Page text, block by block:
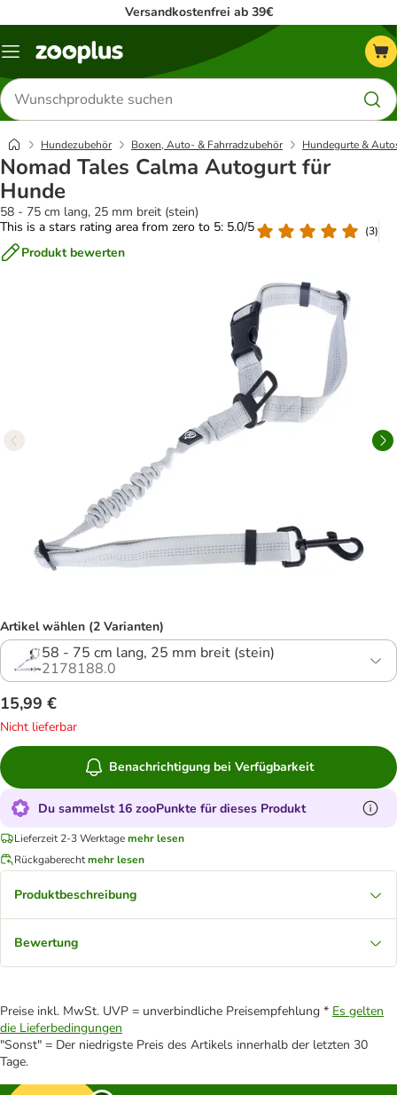
Versandkostenfrei ab 39€
Menü
Produkte
suchen
Hundezubehör Boxen, Auto- & Fahrradzubehör Hundegurte &
Nomad Tales Calma Autogurt für
Hunde
58 - 75 cm lang, 25 mm breit (stein)
This is a stars rating area from zero to 5: 5.0/5
(3)
Produkt bewerten
Artikel wählen (2 Varianten)
58 - 75 cm lang, 25 mm breit (stein)
2178188.0
15,99 €
Nicht lieferbar
Benachrichtigung bei Verfügbarkeit
Du sammelst 16 zooPunkte für dieses Produkt
Lieferzeit 2-3 Werktagemehr lesen
Rückgaberechtmehr lesen
Produktbeschreibung
Bewertung
Preise inkl. MwSt. UVP = unverbindliche Preisempfehlung * Es gelten
die Lieferbedingungen
"Sonst" = Der niedrigste Preis des Artikels innerhalb der letzten 30
Tage.